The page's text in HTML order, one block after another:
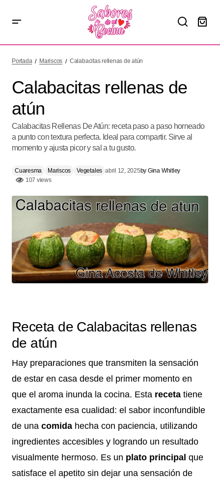
Portada Mariscos Calabacitas rellenas de atún
Calabacitas rellenas de
atún
Calabacitas Rellenas De Atún: receta paso a paso horneado
a punto con textura perfecta. Ideal para compartir. Sirve al
momento y ajusta picor y sal a tu gusto.
Cuaresma Mariscos Vegetales abril 12, 2025by Gina Whitley
107 views
Receta de Calabacitas rellenas
de atún
Hay preparaciones que transmiten la sensación
de estar en casa desde el primer momento en
que el aroma inunda la cocina. Esta receta tiene
exactamente esa cualidad: el sabor inconfundible
de una comida hecha con paciencia, utilizando
ingredientes accesibles y logrando un resultado
visualmente hermoso. Es un plato principal que
satisface el apetito sin dejar una sensación de